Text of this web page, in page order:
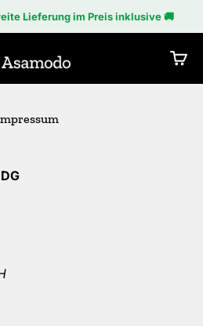
Lieferung im Preis inklusive 🚚